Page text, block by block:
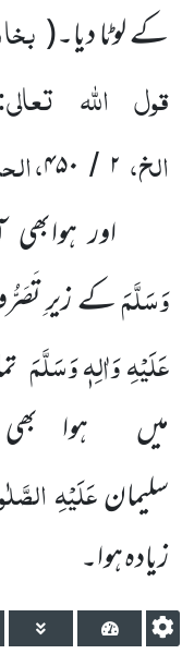
کے لوٹا دیا۔(
قول اللّٰہ
الخ، ۲ / ۴۵۰،
اور
وَسَلَّمَکے زیرِ
عَلَیْہِ وَاٰلِہٖ وَسَلَّمَ
میں ہوا
سلیمانعَلَیْہِ
زیادہ ہوا۔